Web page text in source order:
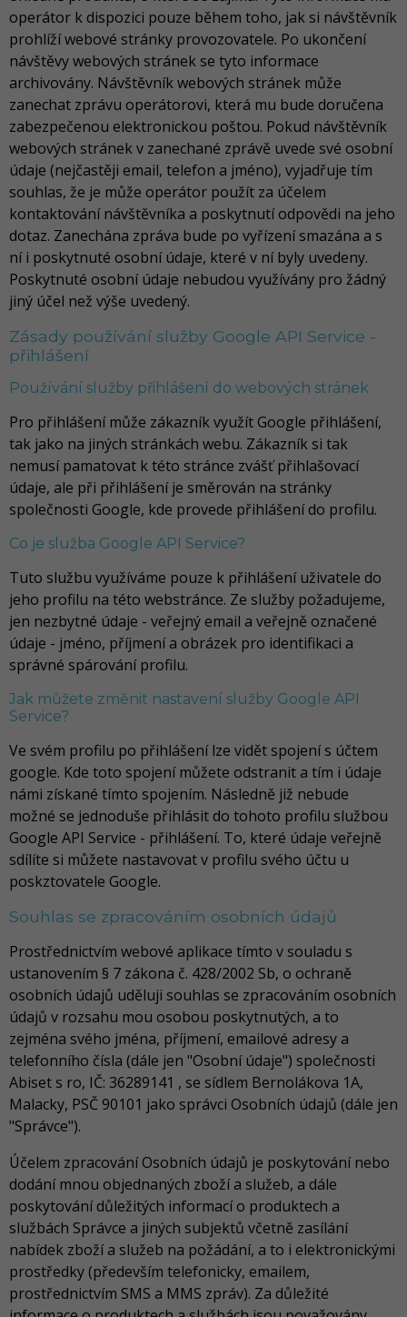
operátor k dispozici pouze během toho, jak si návštěvník
prohlíží webové stránky provozovatele. Po ukončení
návštěvy webových stránek se tyto informace
archivovány. Návštěvník webových stránek může
zanechat zprávu operátorovi, která mu bude doručena
zabezpečenou elektronickou poštou. Pokud návštěvník
webových stránek v zanechané zprávě uvede své osobní
údaje (nejčastěji email, telefon a jméno), vyjadřuje tím
souhlas, že je může operátor použít za účelem
kontaktování návštěvníka a poskytnutí odpovědi na jeho
dotaz. Zanechána zpráva bude po vyřízení smazána a s
ní i poskytnuté osobní údaje, které v ní byly uvedeny.
Poskytnuté osobní údaje nebudou využívány pro žádný
jiný účel než výše uvedený.
Zásady používání služby Google API Service -
přihlášení
Používání služby přihlášení do webových stránek
Pro přihlášení může zákazník využít Google přihlášení,
tak jako na jiných stránkách webu. Zákazník si tak
nemusí pamatovat k této stránce zvášť přihlašovací
údaje, ale při přihlášení je směrován na stránky
společnosti Google, kde provede přihlášení do profilu.
Co je služba Google API Service?
Tuto službu využíváme pouze k přihlášení uživatele do
jeho profilu na této webstránce. Ze služby požadujeme,
jen nezbytné údaje - veřejný email a veřejně označené
údaje - jméno, příjmení a obrázek pro identifikaci a
správné spárování profilu.
Jak můžete změnit nastavení služby Google API
Service?
Ve svém profilu po přihlášení lze vidět spojení s účtem
google. Kde toto spojení můžete odstranit a tím i údaje
námi získané tímto spojením. Následně již nebude
možné se jednoduše přihlásit do tohoto profilu službou
Google API Service - přihlášení. To, které údaje veřejně
sdílíte si můžete nastavovat v profilu svého účtu u
poskztovatele Google.
Souhlas se zpracováním osobních údajů
Prostřednictvím webové aplikace tímto v souladu s
ustanovením § 7 zákona č. 428/2002 Sb, o ochraně
osobních údajů uděluji souhlas se zpracováním osobních
údajů v rozsahu mou osobou poskytnutých, a to
zejména svého jména, příjmení, emailové adresy a
telefonního čísla (dále jen "Osobní údaje") společnosti
Abiset s ro, IČ: 36289141 , se sídlem Bernolákova 1A,
Malacky, PSČ 90101 jako správci Osobních údajů (dále jen
"Správce").
Účelem zpracování Osobních údajů je poskytování nebo
dodání mnou objednaných zboží a služeb, a dále
poskytování důležitých informací o produktech a
službách Správce a jiných subjektů včetně zasílání
nabídek zboží a služeb na požádání, a to i elektronickými
prostředky (především telefonicky, emailem,
prostřednictvím SMS a MMS zpráv). Za důležité